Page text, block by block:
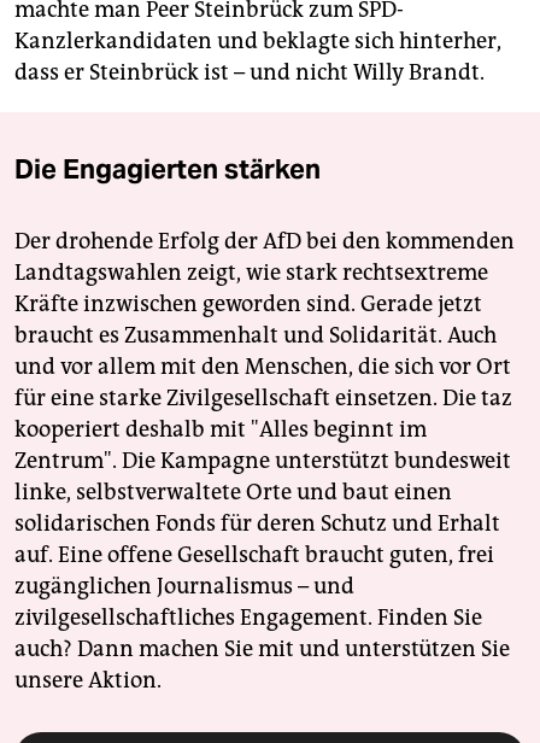
machte man Peer Steinbrück zum SPD-
Kanzlerkandidaten und beklagte sich hinterher,
dass er Steinbrück ist – und nicht Willy Brandt.
Die Engagierten stärken
Der drohende Erfolg der AfD bei den kommenden
Landtagswahlen zeigt, wie stark rechtsextreme
Kräfte inzwischen geworden sind. Gerade jetzt
braucht es Zusammenhalt und Solidarität. Auch
und vor allem mit den Menschen, die sich vor Ort
für eine starke Zivilgesellschaft einsetzen. Die taz
kooperiert deshalb mit "Alles beginnt im
Zentrum". Die Kampagne unterstützt bundesweit
linke, selbstverwaltete Orte und baut einen
solidarischen Fonds für deren Schutz und Erhalt
auf. Eine offene Gesellschaft braucht guten, frei
zugänglichen Journalismus – und
zivilgesellschaftliches Engagement. Finden Sie
auch? Dann machen Sie mit und unterstützen Sie
unsere Aktion.